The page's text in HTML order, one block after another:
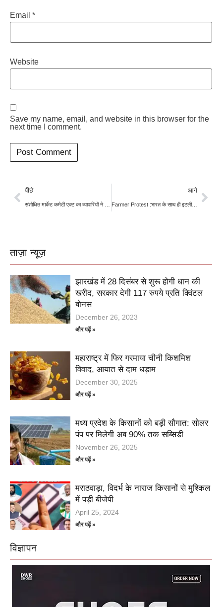
Email *
Website
Save my name, email, and website in this browser for the
next time I comment.
पीछे
संशोधित मार्केट कमेटी एक्ट का व्यापारियों ने किया विरोध, बोले-बिचौलियों का बढ़ेगा दखल
आगे
Farmer Protest :भारत के साथ ही इटली और पोलैंड में शुरू हुए किसान आंदोलन
ताज़ा न्यूज़
झारखंड में 28 दिसंबर से शुरू होगी धान की
खरीद, सरकार देगी 117 रुपये प्रति क्विंटल
बोनस
December 26, 2023
और पढ़ें »
महाराष्ट्र में फिर गरमाया चीनी किशमिश
विवाद, आयात से दाम धड़ाम
December 30, 2025
और पढ़ें »
मध्य प्रदेश के किसानों को बड़ी सौगात: सोलर
पंप पर मिलेगी अब 90% तक सब्सिडी
November 26, 2025
और पढ़ें »
मराठवाड़ा, विदर्भ के नाराज किसानों से मुश्किल
में पड़ी बीजेपी
April 25, 2024
और पढ़ें »
विज्ञापन